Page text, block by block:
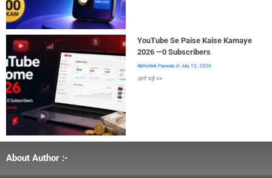
YouTube Se Paise Kaise Kamaye
2026 —0 Subscribers
Abhishek Paswan July 12, 2026
आगे पड़े >>
About Author :-